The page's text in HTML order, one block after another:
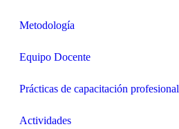
Metodología
Equipo Docente
Prácticas de capacitación profesional
Actividades